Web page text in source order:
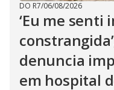
DO R7/06/08/2026
‘Eu me senti
denuncia
em hospital